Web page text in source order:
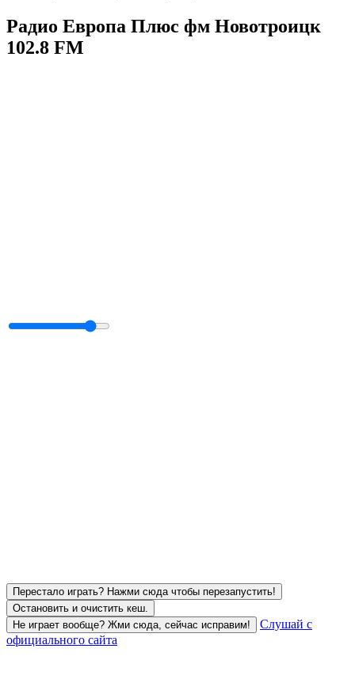
Радио Европа Плюс фм Новотроицк
102.8 FM
Перестало играть? Нажми сюда чтобы перезапустить!
Остановить и очистить кеш.
Не играет вообще? Жми сюда, сейчас исправим!
Слушай с
официального сайта